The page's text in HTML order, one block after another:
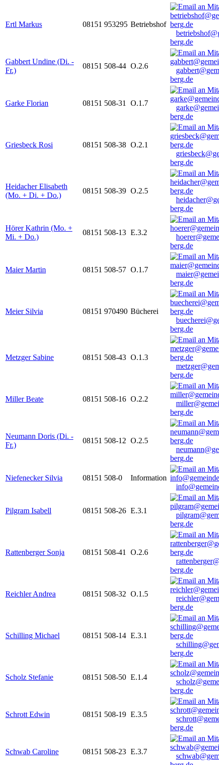
Ertl Markus 08151 953295 Betriebshof
berg.de
Gabbert Undine (Di. -
Fr.)
08151 508-44 O.2.6
berg.de
Garke Florian 08151 508-31 O.1.7
berg.de
Griesbeck Rosi 08151 508-38 O.2.1
berg.de
Heidacher Elisabeth
(Mo. + Di. + Do.)
08151 508-39 O.2.5
berg.de
Hörer Kathrin (Mo. +
Mi. + Do.)
08151 508-13 E.3.2
berg.de
Maier Martin 08151 508-57 O.1.7
berg.de
Meier Silvia 08151 970490 Bücherei
berg.de
Metzger Sabine 08151 508-43 O.1.3
berg.de
Miller Beate 08151 508-16 O.2.2
berg.de
Neumann Doris (Di. -
Fr.)
08151 508-12 O.2.5
berg.de
Niefenecker Silvia 08151 508-0
Information
Pilgram Isabell 08151 508-26 E.3.1
berg.de
Rattenberger Sonja 08151 508-41
O.2.6
berg.de
Reichler Andrea 08151 508-32 O.1.5
berg.de
Schilling Michael 08151 508-14 E.3.1
berg.de
Scholz Stefanie 08151 508-50 E.1.4
berg.de
Schrott Edwin 08151 508-19 E.3.5
berg.de
Schwab Caroline 08151 508-23 E.3.7